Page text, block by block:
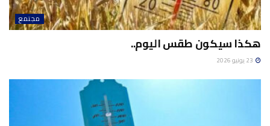
مجتمع
هكذا سيكون طقس اليوم..
23 يونيو 2026